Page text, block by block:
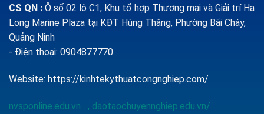
CS QN : Ô số 02 lô C1, Khu tổ hợp Thương mại và Giải trí Hạ
Long Marine Plaza tại KĐT Hùng Thắng, Phường Bãi Cháy,
Quảng Ninh
- Điện thoại: 0904877770
Website: https://kinhtekythuatcongnghiep.com/
nvsponline.edu.vn , daotaochuyennghiep.edu.vn/